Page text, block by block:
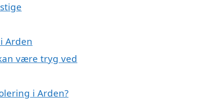
Arden
være tryg ved
i Arden?